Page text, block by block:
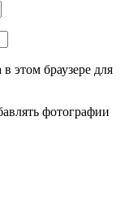
этом браузере для
фотографии